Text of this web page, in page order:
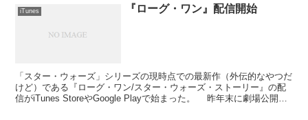
iTunes 『ローグ・ワン』配信開始
「スター・ウォーズ」シリーズの現時点での最新作（外伝的なやつだ
けど）である『ローグ・ワン/スター・ウォーズ・ストーリー』の配
信がiTunes StoreやGoogle Playで始まった。 昨年末に劇場公開、